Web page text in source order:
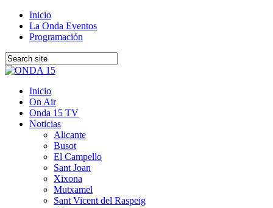
Inicio
La Onda Eventos
Programación
Inicio
On Air
Onda 15 TV
Noticias
Alicante
Busot
El Campello
Sant Joan
Xixona
Mutxamel
Sant Vicent del Raspeig